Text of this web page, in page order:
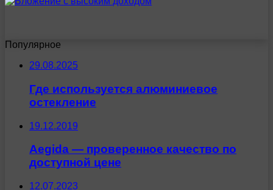
Популярное
29.08.2025
Где используется алюминиевое
остекление
19.12.2019
Aegida — проверенное качество по
доступной цене
12.07.2023